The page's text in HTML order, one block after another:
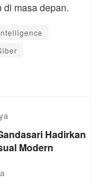
masa depan.
Hadirkan
Modern